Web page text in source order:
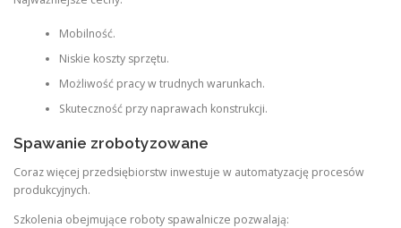
Mobilność.
Niskie koszty sprzętu.
Możliwość pracy w trudnych warunkach.
Skuteczność przy naprawach konstrukcji.
Spawanie zrobotyzowane
Coraz więcej przedsiębiorstw inwestuje w automatyzację procesów
produkcyjnych.
Szkolenia obejmujące roboty spawalnicze pozwalają: